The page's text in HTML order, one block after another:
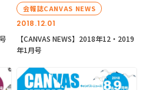
2018.12.01
会報誌CANVAS NEWS
【CANVAS NEWS】2018年12・2019
年1月号